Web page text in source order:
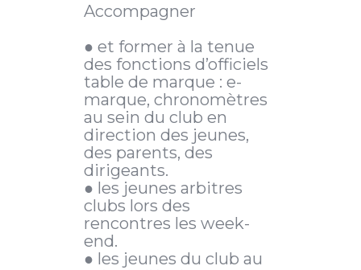
Accompagner
● et former à la tenue
des fonctions d’officiels
table de marque : e-
marque, chronomètres
au sein du club en
direction des jeunes,
des parents, des
dirigeants.
● les jeunes arbitres
clubs lors des
rencontres les week-
end.
● les jeunes du club au